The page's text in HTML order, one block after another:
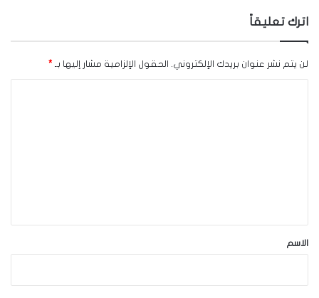
اترك تعليقاً
لن يتم نشر عنوان بريدك الإلكتروني. الحقول الإلزامية مشار إليها بـ *
*الاسم